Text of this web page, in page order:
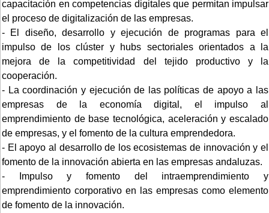
capacitación en competencias digitales que permitan impulsar
el proceso de digitalización de las empresas.
- El diseño, desarrollo y ejecución de programas para el
impulso de los clúster y hubs sectoriales orientados a la
mejora de la competitividad del tejido productivo y la
cooperación.
- La coordinación y ejecución de las políticas de apoyo a las
empresas de la economía digital, el impulso al
emprendimiento de base tecnológica, aceleración y escalado
de empresas, y el fomento de la cultura emprendedora.
- El apoyo al desarrollo de los ecosistemas de innovación y el
fomento de la innovación abierta en las empresas andaluzas.
- Impulso y fomento del intraemprendimiento y
emprendimiento corporativo en las empresas como elemento
de fomento de la innovación.